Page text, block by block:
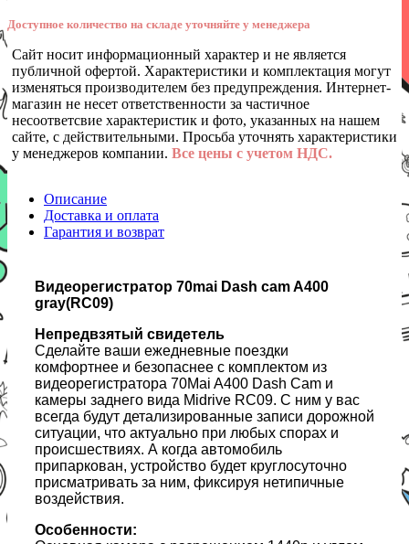
Доступное количество на складе уточняйте у менеджера
Сайт носит информационный характер и не является
публичной офертой. Характеристики и комплектация могут
изменяться производителем без предупреждения. Интернет-
магазин не несет ответственности за частичное
несоответсвие характеристик и фото, указанных на нашем
сайте, с действительными. Просьба уточнять характеристики
у менеджеров компании. Все цены с учетом НДС.
Описание
Доставка и оплата
Гарантия и возврат
Видеорегистратор 70mai Dash cam A400
gray(RC09)
Непредвзятый свидетель
Сделайте ваши ежедневные поездки
комфортнее и безопаснее с комплектом из
видеорегистратора 70Mai A400 Dash Cam и
камеры заднего вида Midrive RC09. С ним у вас
всегда будут детализированные записи дорожной
ситуации, что актуально при любых спорах и
происшествиях. А когда автомобиль
припаркован, устройство будет круглосуточно
присматривать за ним, фиксируя нетипичные
воздействия.
Особенности: